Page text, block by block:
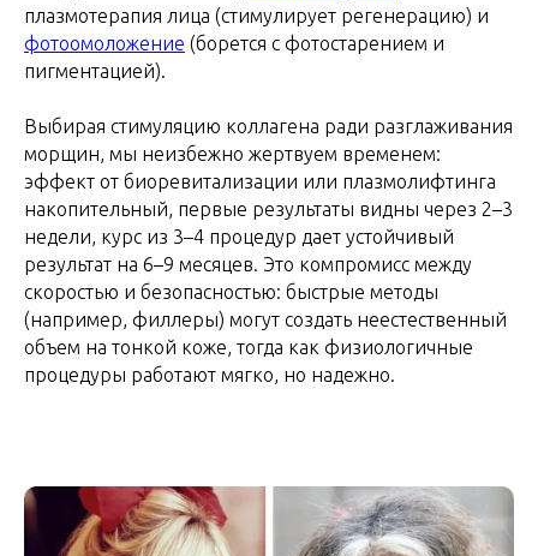
плазмотерапия лица (стимулирует регенерацию) и
фотоомоложение (борется с фотостарением и
пигментацией).
Выбирая стимуляцию коллагена ради разглаживания
морщин, мы неизбежно жертвуем временем:
эффект от биоревитализации или плазмолифтинга
накопительный, первые результаты видны через 2–3
недели, курс из 3–4 процедур дает устойчивый
результат на 6–9 месяцев. Это компромисс между
скоростью и безопасностью: быстрые методы
(например, филлеры) могут создать неестественный
объем на тонкой коже, тогда как физиологичные
процедуры работают мягко, но надежно.